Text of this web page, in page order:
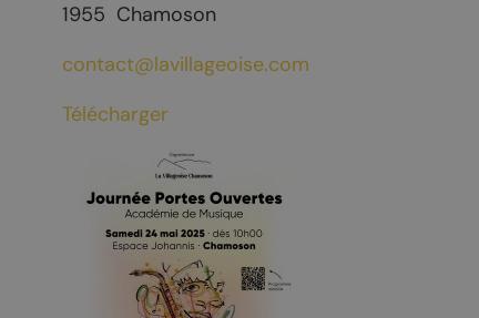
1955 Chamoson
contact@lavillageoise.com
Télécharger